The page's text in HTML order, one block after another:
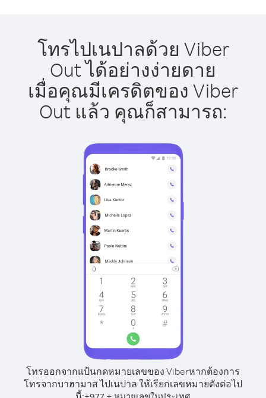
โทรไปเนปาลด้วย Viber
Out ได้อย่างง่ายดาย
เมื่อคุณมีเครดิตของ Viber
Out แล้ว คุณก็สามารถ:
โทรออกจากแป้นกดหมายเลขของ Viberหากต้องการ
โทรจากบาฮามาส ไปเนปาล ให้เรียกเลขหมายดังต่อไป